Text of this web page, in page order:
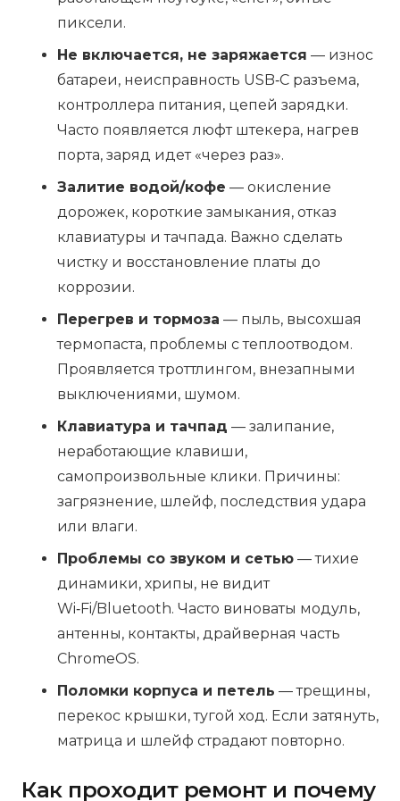
пиксели.
Не включается, не заряжается — износ
батареи, неисправность USB‑C разъема,
контроллера питания, цепей зарядки.
Часто появляется люфт штекера, нагрев
порта, заряд идет «через раз».
Залитие водой/кофе — окисление
дорожек, короткие замыкания, отказ
клавиатуры и тачпада. Важно сделать
чистку и восстановление платы до
коррозии.
Перегрев и тормоза — пыль, высохшая
термопаста, проблемы с теплоотводом.
Проявляется троттлингом, внезапными
выключениями, шумом.
Клавиатура и тачпад — залипание,
неработающие клавиши,
самопроизвольные клики. Причины:
загрязнение, шлейф, последствия удара
или влаги.
Проблемы со звуком и сетью — тихие
динамики, хрипы, не видит
Wi‑Fi/Bluetooth. Часто виноваты модуль,
антенны, контакты, драйверная часть
ChromeOS.
Поломки корпуса и петель — трещины,
перекос крышки, тугой ход. Если затянуть,
матрица и шлейф страдают повторно.
Как проходит ремонт и почему